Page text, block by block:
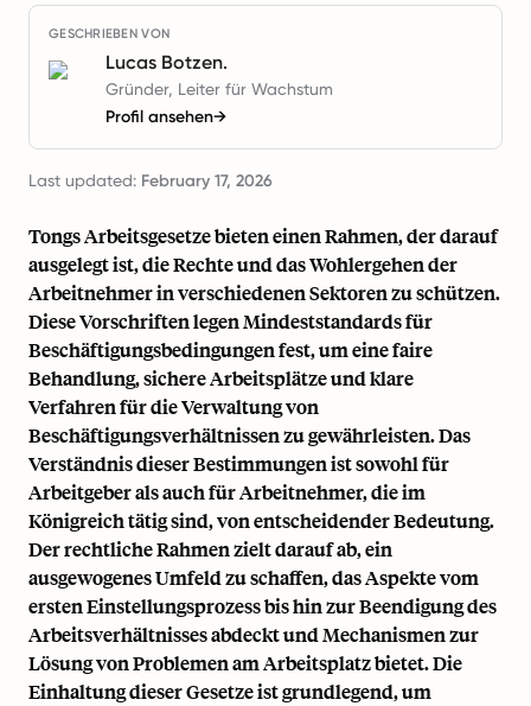
GESCHRIEBEN VON
Lucas Botzen.
Gründer, Leiter für Wachstum
Profil ansehen→
Last updated: February 17, 2026
Tongs Arbeitsgesetze bieten einen Rahmen, der darauf
ausgelegt ist, die Rechte und das Wohlergehen der
Arbeitnehmer in verschiedenen Sektoren zu schützen.
Diese Vorschriften legen Mindeststandards für
Beschäftigungsbedingungen fest, um eine faire
Behandlung, sichere Arbeitsplätze und klare
Verfahren für die Verwaltung von
Beschäftigungsverhältnissen zu gewährleisten. Das
Verständnis dieser Bestimmungen ist sowohl für
Arbeitgeber als auch für Arbeitnehmer, die im
Königreich tätig sind, von entscheidender Bedeutung.
Der rechtliche Rahmen zielt darauf ab, ein
ausgewogenes Umfeld zu schaffen, das Aspekte vom
ersten Einstellungsprozess bis hin zur Beendigung des
Arbeitsverhältnisses abdeckt und Mechanismen zur
Lösung von Problemen am Arbeitsplatz bietet. Die
Einhaltung dieser Gesetze ist grundlegend, um